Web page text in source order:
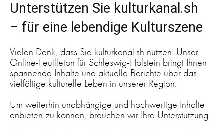
Unterstützen Sie kulturkanal.sh
– für eine lebendige Kulturszene
Vielen Dank, dass Sie kulturkanal.sh nutzen. Unser
Online-Feuilleton für Schleswig-Holstein bringt Ihnen
spannende Inhalte und aktuelle Berichte über das
vielfältige kulturelle Leben in unserer Region.
Um weiterhin unabhängige und hochwertige Inhalte
anbieten zu können, brauchen wir Ihre Unterstützung.